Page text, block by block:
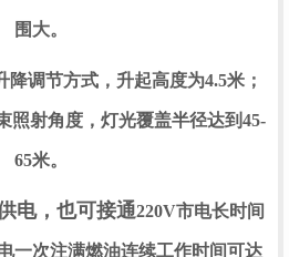
围大。
降调节方式，升起高度为4.5米；
照射角度，灯光覆盖半径达到45-
65米。
电，也可接通220V市电长时间
一次注满燃油连续工作时间可达